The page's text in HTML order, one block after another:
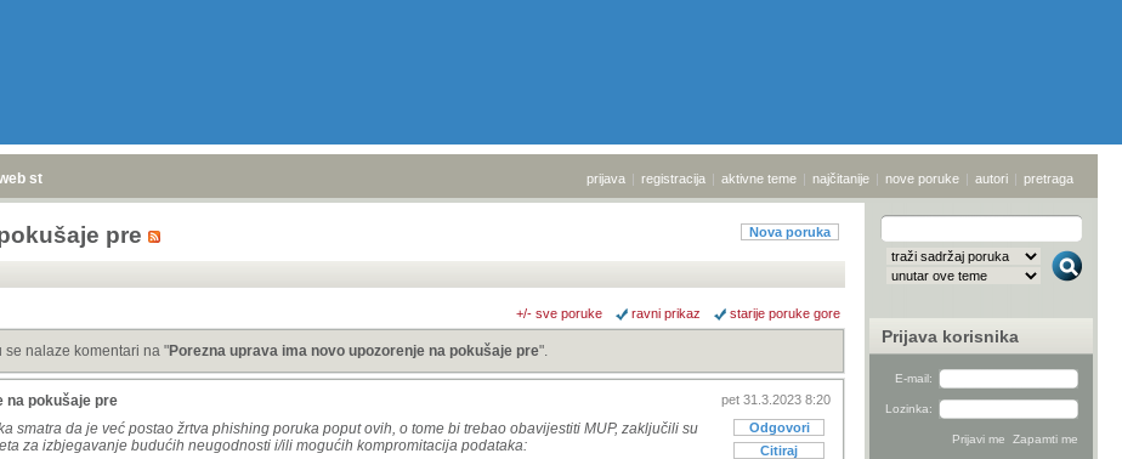
stranica prijava | registracija | aktivne teme | najčitanije | nove poruke | autori | pretraga
Nova poruka
pre
+/- sve poruke ravni prikaz starije poruke gore
se nalaze komentari na "Porezna uprava ima novo upozorenje na pokušaje pre".
pet 31.3.2023 8:20
Odgovori
Citiraj
na pokušaje pre
smatra da je već postao žrtva phishing poruka poput ovih, o tome bi trebao obavijestiti MUP, zaključili su
za izbjegavanje budućih neugodnosti i/ili mogućih kompromitacija podataka:
Prijava korisnika
E-mail:
Lozinka: